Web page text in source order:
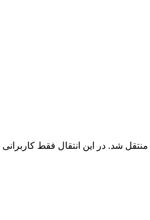
شد. در این انتقال فقط